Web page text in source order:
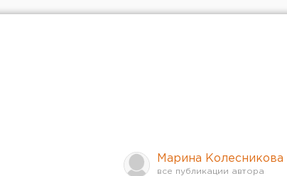
Марина Колесникова